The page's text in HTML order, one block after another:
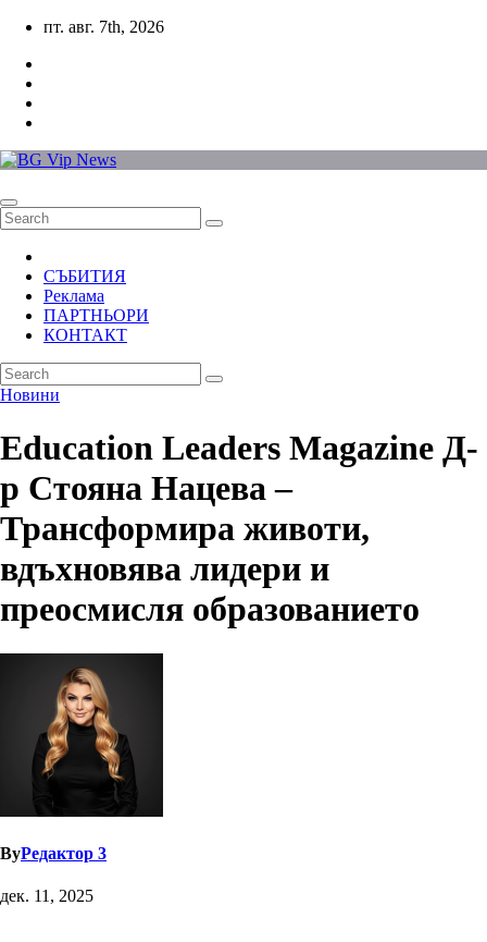
Skip
content
пт. авг. 7th, 2026
СЪБИТИЯ
Реклама
ПАРТНЬОРИ
КОНТАКТ
Новини
Education Leaders Magazine Д-
р Стояна Нацева –
Трансформира животи,
вдъхновява лидери и
преосмисля образованието
ByРедактор 3
дек. 11, 2025